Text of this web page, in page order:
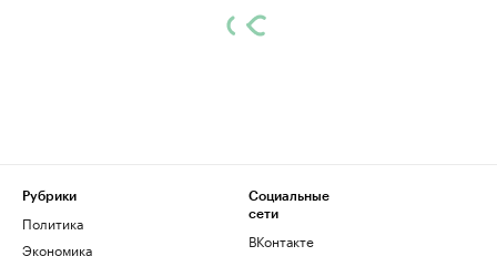
Рубрики
Политика
Экономика
Социальные
сети
ВКонтакте